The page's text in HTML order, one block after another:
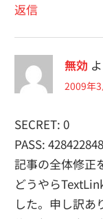
返信
無効
2009年
SECRET: 0
PASS:
記事の全体修正
どうやら
した。申し訳あ